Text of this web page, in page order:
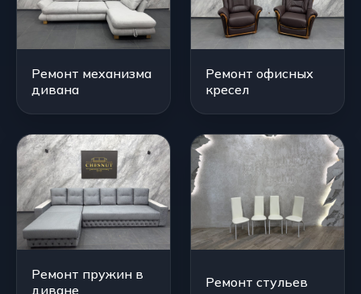
Ремонт механизма
дивана
Ремонт офисных
кресел
Ремонт пружин в
диване
Ремонт стульев